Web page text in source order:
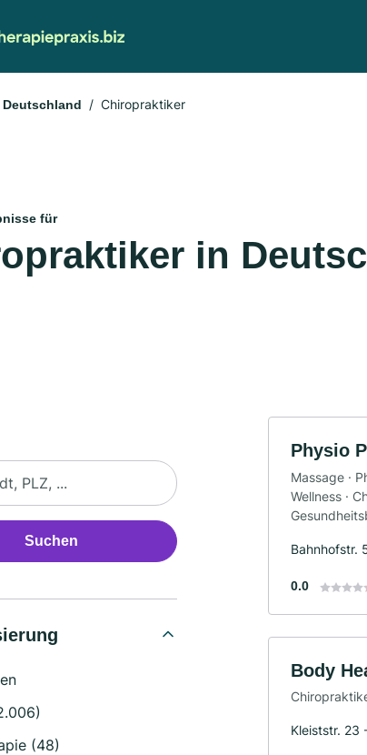
Deutschland Chiropraktiker
für
in
Suchen
(48)
Physio
Massage ·
Wellness ·
Bahnhofstr.
0.0
Body
Kleiststr. 23